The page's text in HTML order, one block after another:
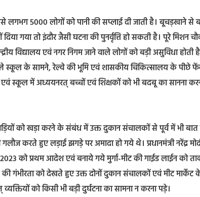
लगभग 5000 लोगों को पानी की सप्लाई दी जाती है। बूचड़खाने से
गया तो इंदौर जैसी घटना की पुनर्वृत्ति हो सकती है। पूरे मिशन
विद्यालय एवं नगर निगम जाने वाले लोगों को बड़ी असुविधा होती
स्कूल के सामने, रेल्वे की भूमि एवं शासकीय चिकित्सालय के पीछे
स्कूल में अध्ययनरत् बच्चों एवं शिक्षकों को भी बदबू का सानना
को खड़ा करने के संबंध में उक्त दुकान संचालकों से पूर्व में भी
करते हुए लड़ाई झगड़े पर अमादा हो गये थे। प्रधानमंत्री नरेंद्र
2023 को प्रथम आदेश एवं बनाये गये मुर्गा-मीट की गाईड लाईन को
गंभीरता को देखते हुए उक्त दोनों दुकान संचालकों एवं मीट मार्केट
को किसी भी बड़ी दुर्घटना का सामना न करना पड़े।